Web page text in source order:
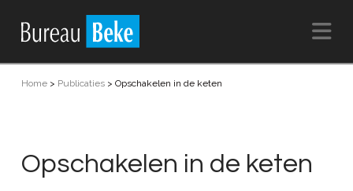
Home> Publicaties> Opschakelen in de keten
Opschakelen in de keten